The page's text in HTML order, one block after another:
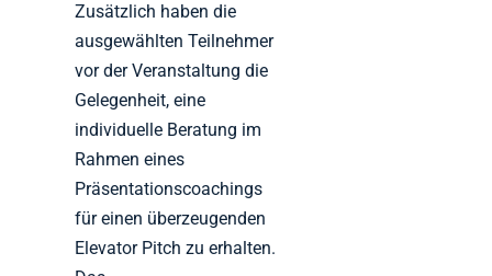
Zusätzlich haben die
ausgewählten Teilnehmer
vor der Veranstaltung die
Gelegenheit, eine
individuelle Beratung im
Rahmen eines
Präsentationscoachings
für einen überzeugenden
Elevator Pitch zu erhalten.